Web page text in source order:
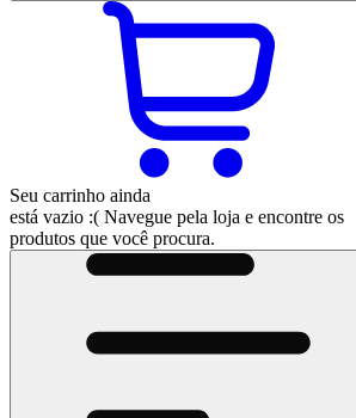
Seu carrinho ainda
está vazio :( Navegue pela loja e encontre os
produtos que você procura.